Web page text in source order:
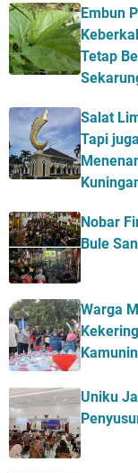
Embun
Tetap
Salat
Tapi
Nobar
Bule
Warga
Uniku